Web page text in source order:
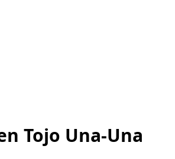
Tojo Una-Una